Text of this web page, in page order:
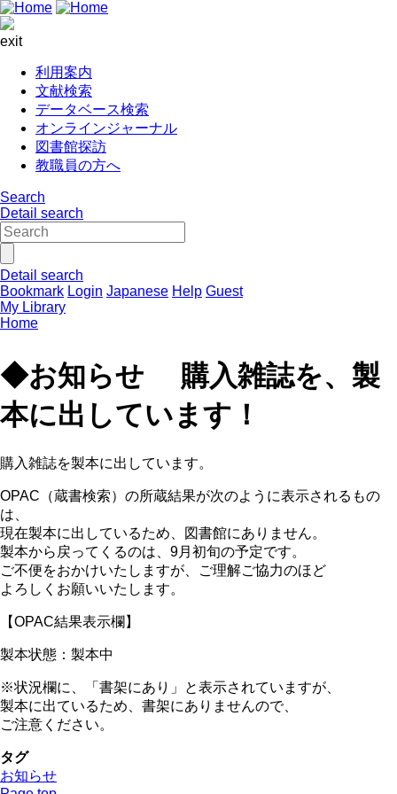
exit
利用案内
文献検索
データベース検索
オンラインジャーナル
図書館探訪
教職員の方へ
Search
Detail search
Detail search
Bookmark Login Japanese Help Guest
My Library
Home
◆お知らせ 購入雑誌を、製
本に出しています！
購入雑誌を製本に出しています。
OPAC（蔵書検索）の所蔵結果が次のように表示されるもの
は、
現在製本に出しているため、図書館にありません。
製本から戻ってくるのは、9月初旬の予定です。
ご不便をおかけいたしますが、ご理解ご協力のほど
よろしくお願いいたします。
【OPAC結果表示欄】
製本状態：製本中
※状況欄に、「書架にあり」と表示されていますが、
製本に出ているため、書架にありませんので、
ご注意ください。
タグ
お知らせ